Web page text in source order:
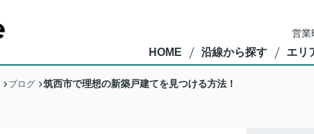
営
HOME 沿線から探す エリ
ブログ 筑西市で理想の新築戸建てを見つける方法！